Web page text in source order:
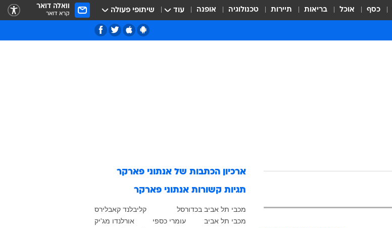
כסף אוכל בריאות תיירות טכנולוגיה אופנה עוד שיתופי פעולה וואלה דואר
קרא דואר
ארכיון הכתבות של אנתוני פארקר
תגיות קשורות אנתוני פארקר
מכבי תל אביב בכדורסל
קליבלנד קאבלירס
מכבי תל אביב
עומרי כספי
אורלנדו מג'יק